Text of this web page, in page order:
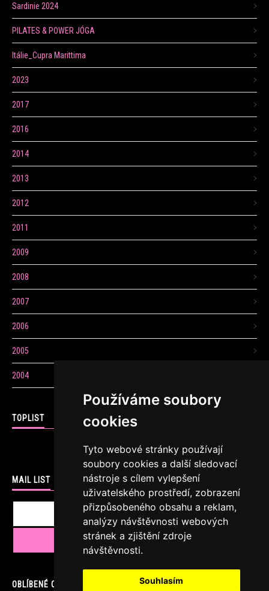
Používáme soubory
cookies
Tyto webové stránky používají
soubory cookies a další sledovací
nástroje s cílem vylepšení
uživatelského prostředí, zobrazení
přizpůsobeného obsahu a reklam,
analýzy návštěvnosti webových
stránek a zjištění zdroje
návštěvnosti.
Souhlasím
Sardinie 2024
PILATES & POWER JÓGA
Itálie_Cupra Marittima
2023
2017
2016
2014
2013
2012
2011
2009
2008
2007
2006
2005
2004
TOPLIST
MAIL LIST
OBLÍBENÉ ODKAZY